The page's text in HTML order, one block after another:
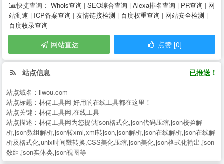
快捷查询： Whois查询 | SEO综合查询 | Alexa排名查询 | PR查询 | 网
站测速 | ICP备案查询 | 友情链接检测 | 百度权重查询 | 网站安全检测 |
百度收录查询
网站直达 点赞 [0]
站点信息 已推送！
站点域名： llwou.com
站点标题： 林佬工具网-好用的在线工具都在这里！
站点关键： 林佬工具网,在线工具
站点描述： 林佬工具网为您提供json格式化,json代码压缩,json校验解
析,json数组解析,json转xml,xml转json,json解析,json在线解析,json在线解
析及格式化,unix时间戳转换,CSS美化压缩,json美化,json格式化输出,json
数组,json实体类,json视图等